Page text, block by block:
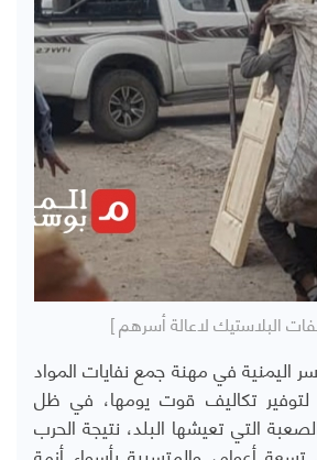
البلاستيك لاعالة أسرهم ]
اليمنية في مهنة جمع نفايات المواد
لتوفير تكاليف قوت يومها، في ظل
التي تعيشها البلد، نتيجة الحرب